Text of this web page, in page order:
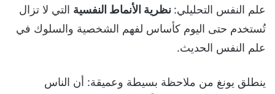
علم النفس التحليلي: نظرية الأنماط النفسية التي لا تزال
تُستخدم حتى اليوم كأساس لفهم الشخصية والسلوك في
علم النفس الحديث.
ينطلق يونغ من ملاحظة بسيطة وعميقة: أن الناس